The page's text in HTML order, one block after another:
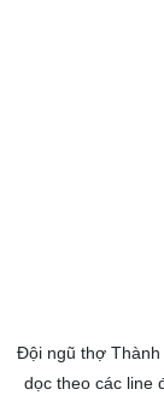
Đội ngũ thợ Thành
dọc theo các line